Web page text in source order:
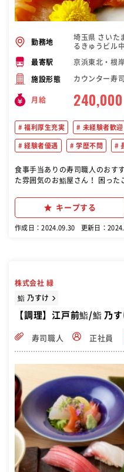
勤務地
埼玉県 さいた
るきゅうビル
最寄駅 京浜東北・根
施設形態 カウンター寿司
月給 240,000
福利厚生充実 未経験者歓迎
経験者優遇 学歴不問
食事手当ありの寿司職人のおすすめ転職
た雰囲気のお鮨屋さん！ 困った
理と提供 接客業務 店舗のチー
清掃・後片付け
キープする
作成日：2024.09.30 更新日：
株式会社 緑
鮨 乃すけ
【調理】江戸前鮨/鮨 乃
寿司職人 正社員